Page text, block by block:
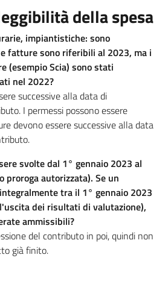
della spesa
impiantistiche: sono
fatture sono riferibili al 2023, ma i
(esempio Scia) sono stati
nel 2022?
successive alla data di
I permessi possono essere
devono essere successive alla data
svolte dal 1° gennaio 2023 al
proroga autorizzata). Se un
tra il 1° gennaio 2023
dei risultati di valutazione),
ammissibili?
del contributo in poi, quindi non
già finito.